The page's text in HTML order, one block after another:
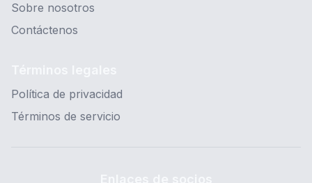
Sobre nosotros
Contáctenos
Política de privacidad
Términos de servicio